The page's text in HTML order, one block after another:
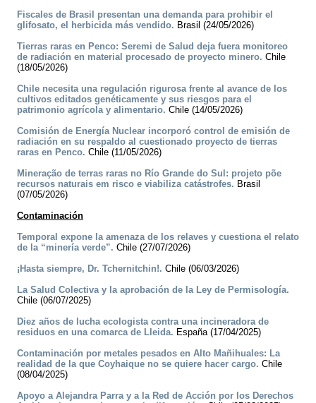
Fiscales de Brasil presentan una demanda para prohibir el
glifosato, el herbicida más vendido. Brasil (24/05/2026)
Tierras raras en Penco: Seremi de Salud deja fuera monitoreo
de radiación en material procesado de proyecto minero. Chile
(18/05/2026)
Chile necesita una regulación rigurosa frente al avance de los
cultivos editados genéticamente y sus riesgos para el
patrimonio agrícola y alimentario. Chile (14/05/2026)
Comisión de Energía Nuclear incorporó control de emisión de
radiación en su respaldo al cuestionado proyecto de tierras
raras en Penco. Chile (11/05/2026)
Mineração de terras raras no Río Grande do Sul: projeto põe
recursos naturais em risco e viabiliza catástrofes. Brasil
(07/05/2026)
Contaminación
Temporal expone la amenaza de los relaves y cuestiona el relato
de la “minería verde”. Chile (27/07/2026)
¡Hasta siempre, Dr. Tchernitchin!. Chile (06/03/2026)
La Salud Colectiva y la aprobación de la Ley de Permisología.
Chile (06/07/2025)
Diez años de lucha ecologista contra una incineradora de
residuos en una comarca de Lleida. España (17/04/2025)
Contaminación por metales pesados en Alto Mañihuales: La
realidad de la que Coyhaique no se quiere hacer cargo. Chile
(08/04/2025)
Apoyo a Alejandra Parra y a la Red de Acción por los Derechos